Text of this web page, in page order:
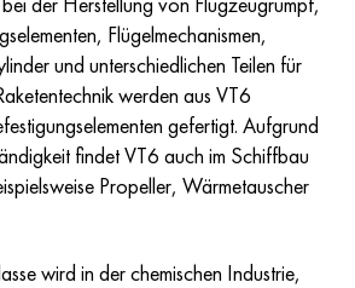
Flügelmechanismen,
und unterschiedlichen Teilen für
werden aus VT6
gefertigt. Aufgrund
findet VT6 auch im Schiffbau
Propeller, Wärmetauscher
wird in der chemischen Industrie,